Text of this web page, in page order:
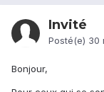
Invité
Posté(e) 30
Bonjour,